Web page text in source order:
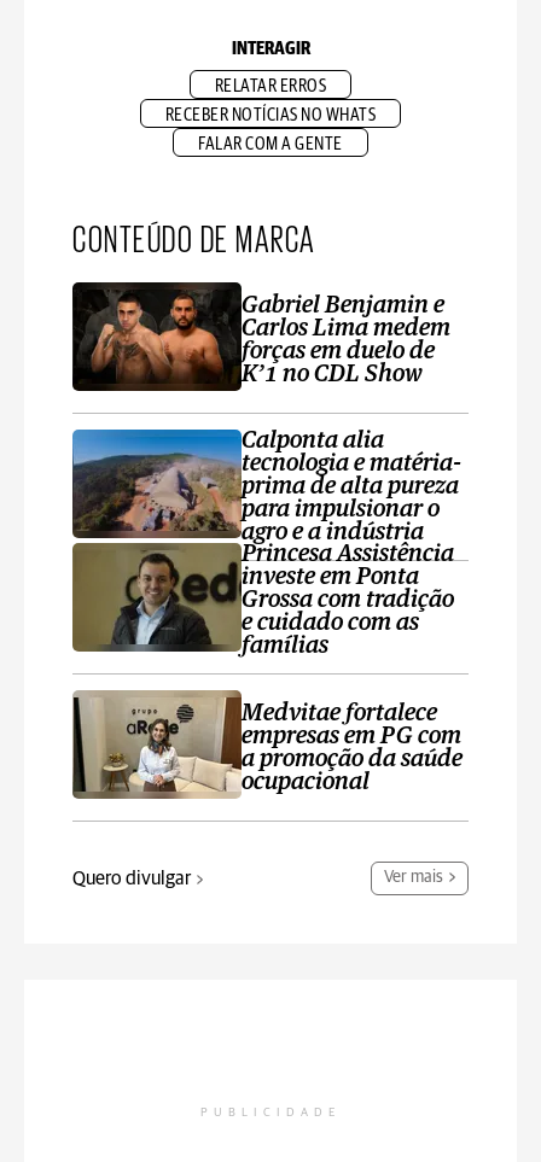
INTERAGIR
RELATAR ERROS
RECEBER NOTÍCIAS NO WHATS
FALAR COM A GENTE
CONTEÚDO DE MARCA
Gabriel Benjamin e
Carlos Lima medem
forças em duelo de
K’1 no CDL Show
Calponta alia
tecnologia e matéria-
prima de alta pureza
para impulsionar o
agro e a indústria
Princesa Assistência
investe em Ponta
Grossa com tradição
e cuidado com as
famílias
Medvitae fortalece
empresas em PG com
a promoção da saúde
ocupacional
Quero divulgar Ver mais
PUBLICIDADE